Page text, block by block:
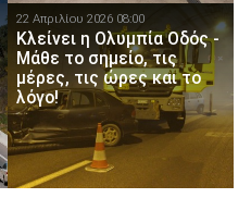
22 Απριλίου 2026 08:00
Κλείνει η Ολυμπία Οδός -
Μάθε το σημείο, τις
μέρες, τις ώρες και το
λόγο!